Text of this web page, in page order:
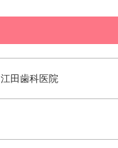
江田歯科医院